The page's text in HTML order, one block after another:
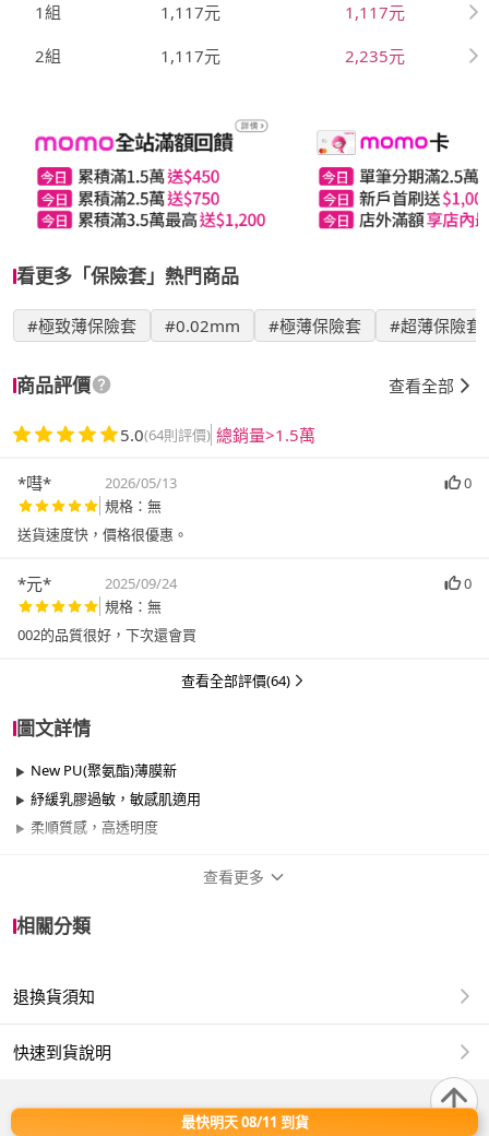
1組
1,117元
1,117元
2組
1,117元 2,235元
看更多「保險套」熱門商品
#極致薄保險套 #0.02mm #極薄保險套 #超薄保險套
商品評價 查看全部
5.0(64則評價) 總銷量>1.5萬
*嘒* 2026/05/13
0
規格：無
送貨速度快，價格很優惠。
*元* 2025/09/24
0
規格：無
002的品質很好，下次還會買
查看全部評價(64)
圖文詳情
New PU(聚氨酯)薄膜新
紓緩乳膠過敏，敏感肌適用
柔順質感，高透明度
類型
尺寸
款式 溫感、平滑
查看更多
相關分類
退換貨須知
快速到貨說明
最快明天 08/11 到貨